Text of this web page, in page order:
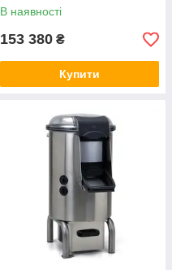
В наявності
153 380 ₴
Купити